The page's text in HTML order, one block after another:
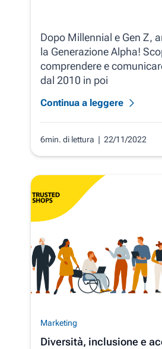
Dopo Millennial e Gen Z,
la Generazione Alpha!
comprendere e
dal 2010 in poi
Continua a leggere
6min. di lettura | 22/11/2022
Marketing
Diversità, inclusione e